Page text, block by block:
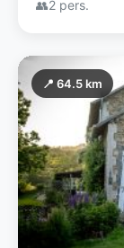
👥2 pers.
📍 64.5 km